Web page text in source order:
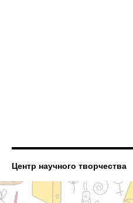
Центр научного творчества